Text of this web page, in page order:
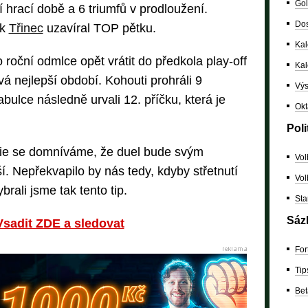
době a 6 triumfů v prodloužení.
Třinecuzavíral TOP pětku.
odmlce opět vrátit do předkola play-off
nejlepší období. Kohouti prohráli 9
následně urvali 12. příčku, která je
se domníváme, že duel bude svým
Nepřekvapilo by nás tedy, kdyby střetnutí
jsme tak tento tip.
ZDE a sledovat